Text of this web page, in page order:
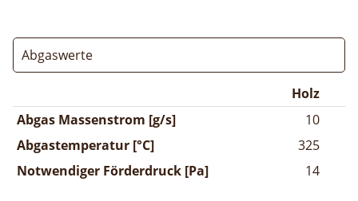
Abgaswerte
Holz
Abgas Massenstrom [g/s]
10
Abgastemperatur [°C]
325
Notwendiger Förderdruck [Pa]
14